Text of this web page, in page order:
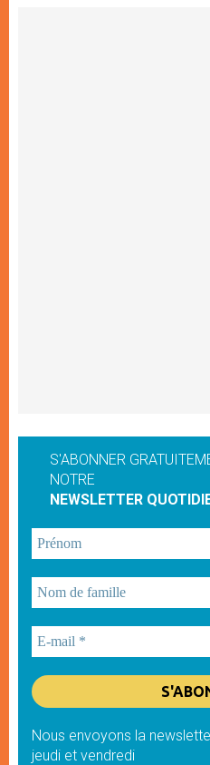
S'ABONNER
NOTRE
NEWSLETTER
Nous envoyons la
jeudi et vendredi